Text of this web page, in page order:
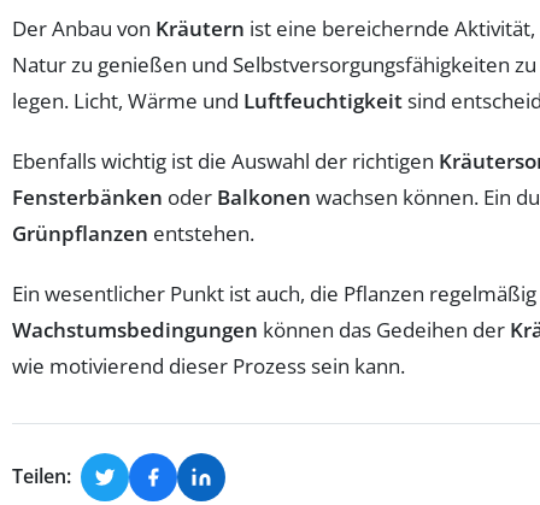
Der Anbau von Kräutern ist eine bereichernde
Natur zu genießen und Selbstversorgungsfähigkeiten
legen. Licht, Wärme und Luftfeuchtigkeitsind
Ebenfalls wichtig ist die Auswahl der richtigen
Fensterbänken oder Balkonen wachsen können. Ein
Grünpflanzen entstehen.
Ein wesentlicher Punkt ist auch, die Pflanzen
Wachstumsbedingungen können das Gedeihen der
wie motivierend dieser Prozess sein kann.
Teilen: